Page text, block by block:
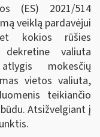
(ES) 2021/514
veiklą pardavėjui
kokios rūšies
valiuta
mokesčių
vietos valiuta,
teikiančio
Atsižvelgiant į